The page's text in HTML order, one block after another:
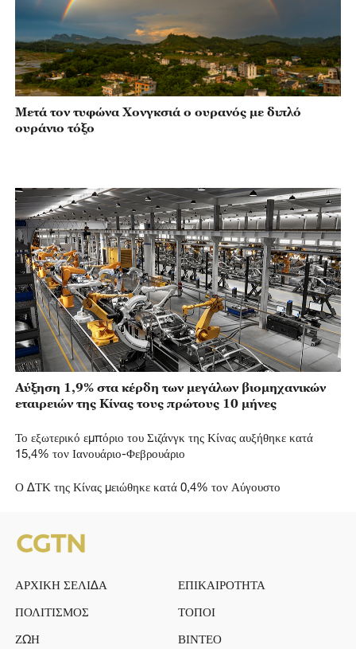
Μετά τον τυφώνα Χονγκσιά ο ουρανός με διπλό
ουράνιο τόξο
Αύξηση 1,9% στα κέρδη των μεγάλων βιομηχανικών
εταιρειών της Κίνας τους πρώτους 10 μήνες
Το εξωτερικό εμπόριο του Σιζάνγκ της Κίνας αυξήθηκε κατά
15,4% τον Ιανουάριο-Φεβρουάριο
Ο ΔΤΚ της Κίνας μειώθηκε κατά 0,4% τον Αύγουστο
ΑΡΧΙΚΗ ΣΕΛΙΔΑ
ΕΠΙΚΑΙΡΟΤΗΤΑ
ΠΟΛΙΤΙΣΜΟΣ
ΤΟΠΟΙ
ΖΩΗ
ΒΙΝΤΕΟ